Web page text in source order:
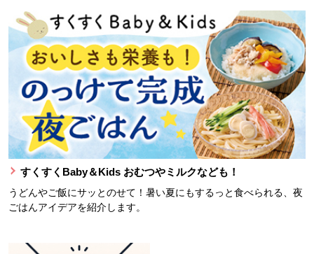
すくすくBaby＆Kids おむつやミルクなども！
うどんやご飯にサッとのせて！暑い夏にもするっと食べられる、夜
ごはんアイデアを紹介します。